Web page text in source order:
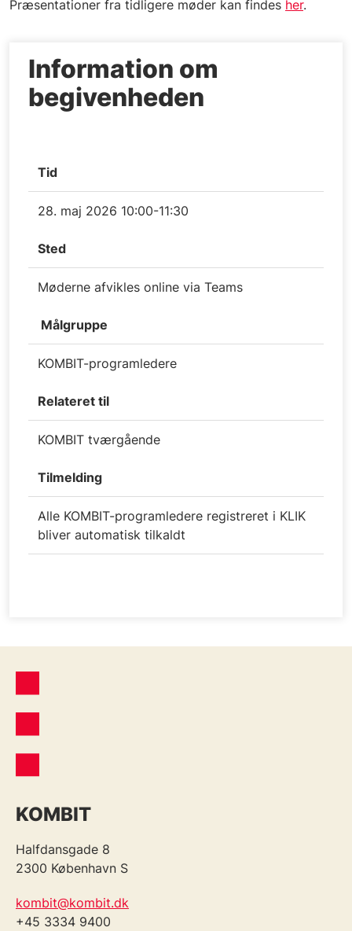
Præsentationer fra tidligere møder kan findes her.
Information om
begivenheden
Tid
28. maj 2026 10:00-11:30
Sted
Møderne afvikles online via Teams
Målgruppe
KOMBIT-programledere
Relateret til
KOMBIT tværgående
Tilmelding
Alle KOMBIT-programledere registreret i KLIK
bliver automatisk tilkaldt
KOMBIT
Halfdansgade 8
2300 København S
kombit@kombit.dk
+45 3334 9400